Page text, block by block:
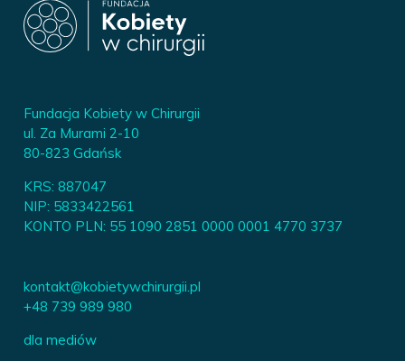
Fundacja Kobiety w Chirurgii
ul. Za Murami 2-10
80-823 Gdańsk
KRS: 887047
NIP: 5833422561
KONTO PLN: 55 1090 2851 0000 0001 4770 3737
kontakt@kobietywchirurgii.pl
+48 739 989 980
dla mediów